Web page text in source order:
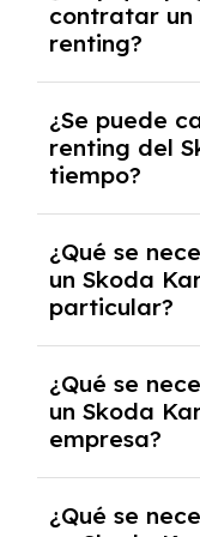
franquicia
mensuales.
contratar un
renting?
tendrás que
salvo en
debido al
económica.
¿Se puede
renting del
tiempo?
pero puede
cancelación
las
experto que te
¿Qué se
un Skoda
particular?
y, en algunos
crediticia y un
¿Qué se
un Skoda
empresa?
¿Qué se